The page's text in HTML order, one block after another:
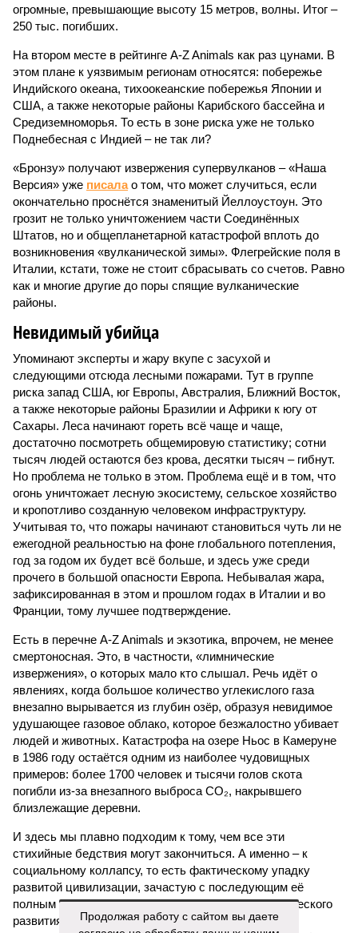
огромные, превышающие высоту 15 метров, волны. Итог –
250 тыс. погибших.
На втором месте в рейтинге A-Z Animals как раз цунами. В
этом плане к уязвимым регионам относятся: побережье
Индийского океана, тихо­океанские побережья Японии и
США, а также некоторые районы Карибского бассейна и
Средиземноморья. То есть в зоне риска уже не только
Поднебесная с Индией – не так ли?
«Бронзу» получают извержения супервулканов – «Наша
Версия» уже писалао том, что может случиться, если
окончательно проснётся знаменитый Йеллоустоун. Это
грозит не только уничтожением части Соединённых
Штатов, но и общепланетарной катастрофой вплоть до
возникновения «вулканической зимы». Флегрейские поля в
Италии, кстати, тоже не стоит сбрасывать со счетов. Равно
как и многие другие до поры спящие вулканические
районы.
Невидимый убийца
Упоминают эксперты и жару вкупе с засухой и
следующими отсюда лесными пожарами. Тут в группе
риска запад США, юг Европы, Австралия, Ближний Восток,
а также некоторые районы Бразилии и Африки к югу от
Сахары. Леса начинают гореть всё чаще и чаще,
достаточно посмотреть общемировую статистику; сотни
тысяч людей остаются без крова, десятки тысяч – гибнут.
Но проблема не только в этом. Проблема ещё и в том, что
огонь уничтожает лесную экосистему, сельское хозяйство
и кропотливо созданную человеком инфраструктуру.
Учитывая то, что пожары начинают становиться чуть ли не
ежегодной реальностью на фоне глобального потепления,
год за годом их будет всё больше, и здесь уже среди
прочего в большой опасности Европа. Небывалая жара,
зафиксированная в этом и прошлом годах в Италии и во
Франции, тому лучшее подтверждение.
Есть в перечне A-Z Animals и экзотика, впрочем, не менее
смертоносная. Это, в частности, «лимнические
извержения», о которых мало кто слышал. Речь идёт о
явлениях, когда большое количество углекислого газа
внезапно вырывается из глубин озёр, образуя невидимое
удушающее газовое облако, которое безжалостно убивает
людей и животных. Катастрофа на озере Ньос в Камеруне
в 1986 году остаётся одним из наиболее чудовищных
примеров: более 1700 человек и тысячи голов скота
погибли из-за внезапного выброса CO₂, накрывшего
близлежащие деревни.
И здесь мы плавно подходим к тому, чем все эти
стихийные бедствия могут закончиться. А именно – к
социальному коллапсу, то есть фактическому упадку
развитой цивилизации, зачастую с последующим её
полным уничтожением. Среди причин такого трагического
развития событий учёные называют деградацию
Продолжая работу с сайтом вы даете